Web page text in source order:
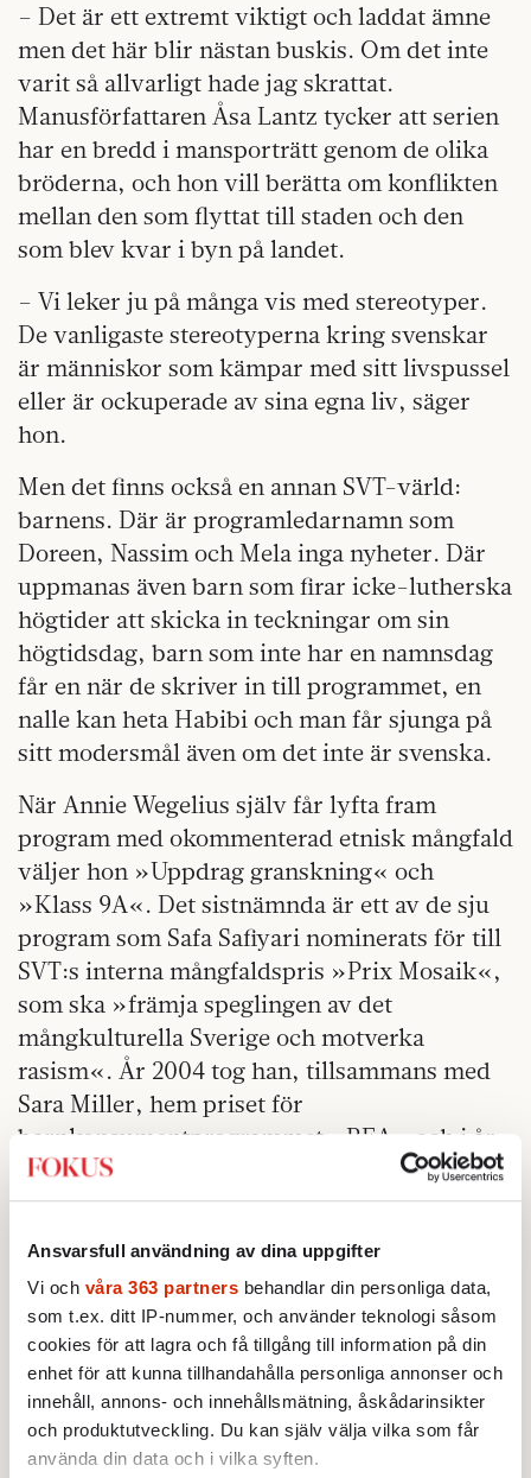
Ansvarsfull användning av dina uppgifter
Vi och våra 363 partners behandlar din personliga data,
som t.ex. ditt IP-nummer, och använder teknologi såsom
cookies för att lagra och få tillgång till information på din
enhet för att kunna tillhandahålla personliga annonser och
innehåll, annons- och innehållsmätning, åskådarinsikter
och produktutveckling. Du kan själv välja vilka som får
använda din data och i vilka syften.
– Det är ett extremt viktigt och laddat ämne
men det här blir nästan buskis. Om det inte
varit så allvarligt hade jag skrattat.
Manusförfattaren Åsa Lantz tycker att serien
har en bredd i mansporträtt genom de olika
bröderna, och hon vill berätta om konflikten
mellan den som flyttat till staden och den
som blev kvar i byn på landet.
– Vi leker ju på många vis med stereotyper.
De vanligaste stereotyperna kring svenskar
är människor som kämpar med sitt livspussel
eller är ockuperade av sina egna liv, säger
hon.
Men det finns också en annan SVT-värld:
barnens. Där är programledarnamn som
Doreen, Nassim och Mela inga nyheter. Där
uppmanas även barn som firar icke-lutherska
högtider att skicka in teckningar om sin
högtidsdag, barn som inte har en namnsdag
får en när de skriver in till programmet, en
nalle kan heta Habibi och man får sjunga på
sitt modersmål även om det inte är svenska.
När Annie Wegelius själv får lyfta fram
program med okommenterad etnisk mångfald
väljer hon »Uppdrag granskning« och
»Klass 9A«. Det sistnämnda är ett av de sju
program som Safa Safiyari nominerats för till
SVT:s interna mångfaldspris »Prix Mosaik«,
som ska »främja speglingen av det
mångkulturella Sverige och motverka
rasism«. År 2004 tog han, tillsammans med
Sara Miller, hem priset för
barnkonsumentprogrammet »REA« och i år
tillsammans med Tomas Axelsson för »Klass
9A«. Enligt Safiyari är det målmedvetet
arbete som lett dit, även från etniska
svenskar som ser mångfald som nästan
livsviktigt. Själv brinner han allra mest för
genusfrågan, mångfald ser han som något
självklart.
– Vi är i skolorna och ser hur samhället ser
ut. Utöver Östermalm så finns det nästan inga